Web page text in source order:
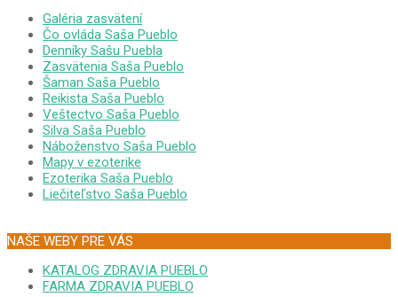
Galéria zasvätení
Čo ovláda Saša Pueblo
Denníky Sašu Puebla
Zasvätenia Saša Pueblo
Šaman Saša Pueblo
Reikista Saša Pueblo
Veštectvo Saša Pueblo
Silva Saša Pueblo
Náboženstvo Saša Pueblo
Mapy v ezoterike
Ezoterika Saša Pueblo
Liečiteľstvo Saša Pueblo
NAŠE WEBY PRE VÁS
KATALOG ZDRAVIA PUEBLO
FARMA ZDRAVIA PUEBLO